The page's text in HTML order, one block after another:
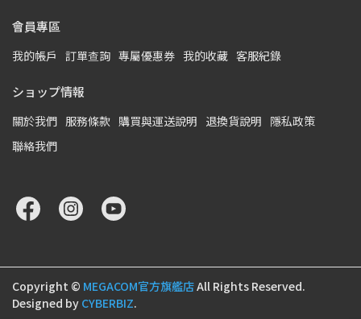
會員專區
我的帳戶 訂單查詢 專屬優惠券 我的收藏 客服紀錄
ショップ情報
關於我們 服務條款 購買與運送說明 退換貨說明 隱私政策
聯絡我們
Copyright © MEGACOM官方旗艦店All Rights Reserved.
Designed by CYBERBIZ.